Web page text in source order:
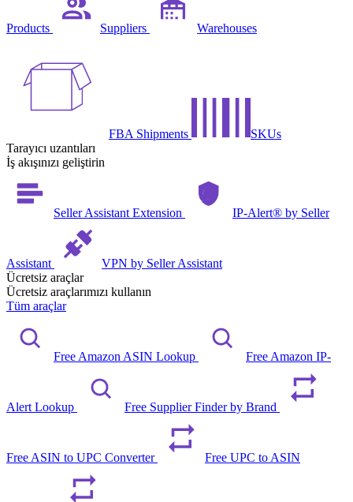
Products Suppliers Warehouses
FBA Shipments
SKUs
Tarayıcı uzantıları
İş akışınızı geliştirin
Seller Assistant Extension IP-Alert® by Seller
Assistant
VPN by Seller Assistant
Ücretsiz araçlar
Ücretsiz araçlarımızı kullanın
Tüm araçlar
Free Amazon ASIN Lookup Free Amazon IP-
Alert Lookup Free Supplier Finder by Brand
Free ASIN to UPC Converter Free UPC to ASIN